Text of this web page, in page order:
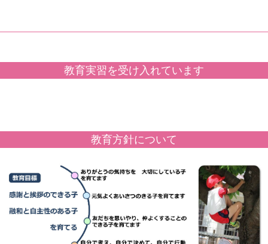
教育実習を受け入れています
教育方針について